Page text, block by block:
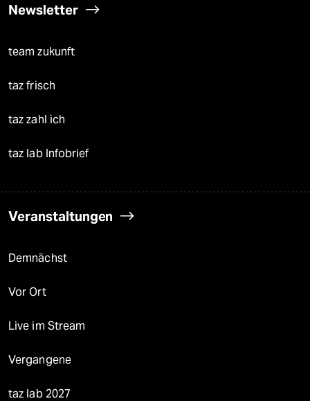
Newsletter
team zukunft
taz frisch
taz zahl ich
taz lab Infobrief
Veranstaltungen
Demnächst
Vor Ort
Live im Stream
Vergangene
taz lab 2027